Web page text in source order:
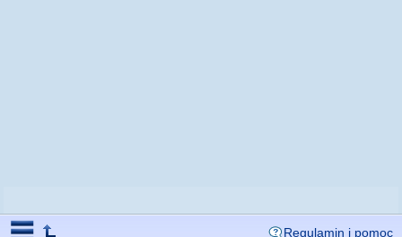
Regulamin i pomoc